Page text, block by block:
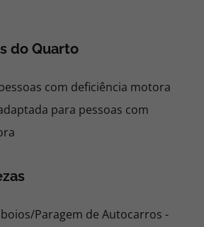
do Quarto
com deficiência motora
para pessoas com
Paragem de Autocarros -